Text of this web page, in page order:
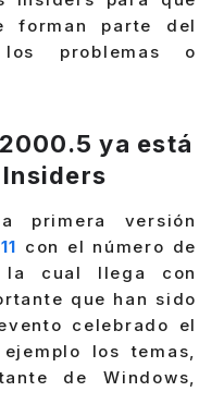
forman parte del
los problemas o
ya está
primera versión
con el número de
la cual llega con
que han sido
celebrado el
los temas,
de Windows,